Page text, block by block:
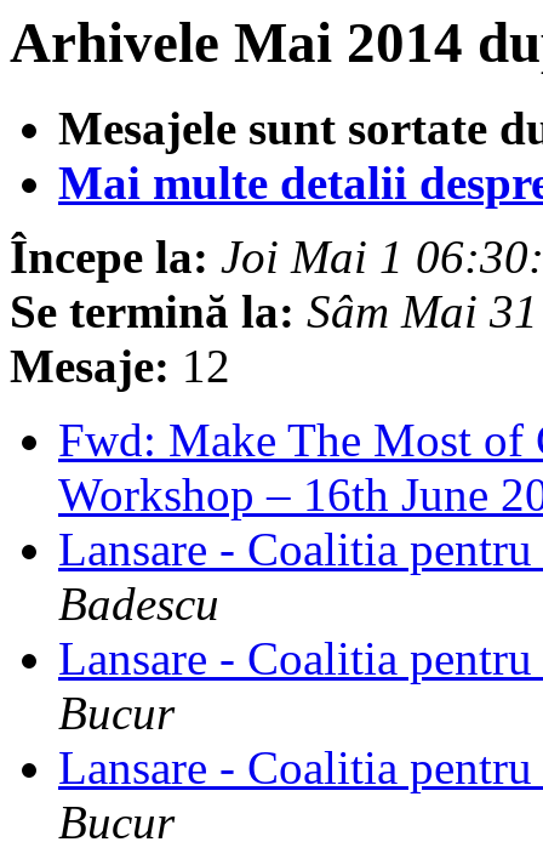
Arhivele Mai 2014
Mesajele sunt sortate
Mai multe detalii
Începe la: Joi Mai 1
Se termină la: Sâm Mai
Mesaje: 12
Fwd: Make The Most of
Workshop – 16th June
Lansare - Coalitia
Badescu
Lansare - Coalitia
Bucur
Lansare - Coalitia
Bucur